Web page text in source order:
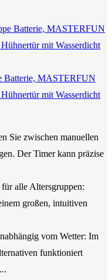
Batterie, MASTERFUN
mit Wasserdicht
Sie zwischen manuellen
Der Timer kann präzise
alle Altersgruppen:
großen, intuitiven
vom Wetter: Im
funktioniert